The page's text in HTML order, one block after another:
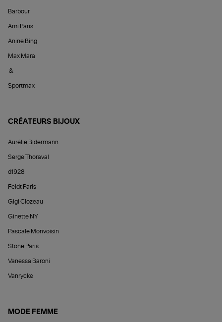
Barbour
Ami Paris
Anine Bing
Max Mara
&
Sportmax
CRÉATEURS BIJOUX
Aurélie Bidermann
Serge Thoraval
d1928
Feidt Paris
Gigi Clozeau
Ginette NY
Pascale Monvoisin
Stone Paris
Vanessa Baroni
Vanrycke
MODE FEMME